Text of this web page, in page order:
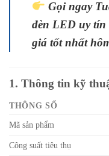
Gọi ngay
đèn LED uy tín
giá tốt nhất
1. Thông tin kỹ
THÔNG SỐ
Mã sản phẩm
Công suất tiêu thụ